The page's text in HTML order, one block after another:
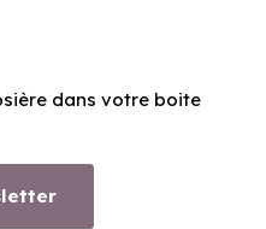
dans votre boite